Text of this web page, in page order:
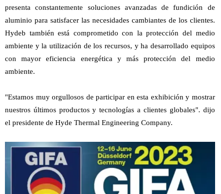
presenta constantemente soluciones avanzadas de fundición de
aluminio para satisfacer las necesidades cambiantes de los clientes.
Hydeb también está comprometido con la protección del medio
ambiente y la utilización de los recursos, y ha desarrollado equipos
con mayor eficiencia energética y más protección del medio
ambiente.
"Estamos muy orgullosos de participar en esta exhibición y mostrar
nuestros últimos productos y tecnologías a clientes globales". dijo
el presidente de Hyde Thermal Engineering Company.